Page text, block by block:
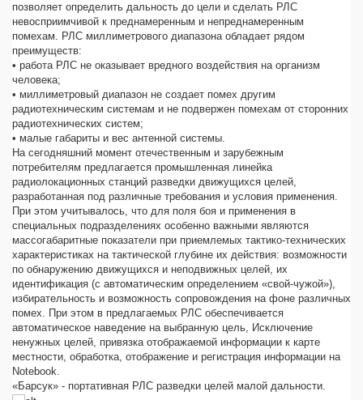
позволяет определить дальность до цели и сделать РЛС
невосприимчивой к преднамеренным и непреднамеренным
помехам. РЛС миллиметрового диапазона обладает рядом
преимуществ:
• работа РЛС не оказывает вредного воздействия на организм
человека;
• миллиметровый диапазон не создает помех другим
радиотехническим системам и не подвержен помехам от сторонних
радиотехнических систем;
• малые габариты и вес антенной системы.
На сегодняшний момент отечественным и зарубежным
потребителям предлагается промышленная линейка
радиолокационных станций разведки движущихся целей,
разработанная под различные требования и условия применения.
При этом учитывалось, что для поля боя и применения в
специальных подразделениях особенно важными являются
массогабаритные показатели при приемлемых тактико-технических
характеристиках на тактической глубине их действия: возможности
по обнаружению движущихся и неподвижных целей, их
идентификация (с автоматическим определением «свой-чужой»),
избирательность и возможность сопровождения на фоне различных
помех. При этом в предлагаемых РЛС обеспечивается
автоматическое наведение на выбранную цель, Исключение
ненужных целей, привязка отображаемой информации к карте
местности, обработка, отображение и регистрация информации на
Notebook.
«Барсук» - портативная РЛС разведки целей малой дальности.